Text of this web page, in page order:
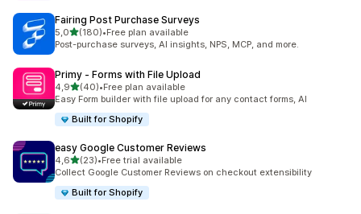
Fairing Post Purchase Surveys
5,0/ 5 tähteä
(180)
180 arvostelua yhteensä
•Free plan available
Post-purchase surveys, AI insights, NPS, MCP, and more.
Primy ‑ Forms with File Upload
4,9/ 5 tähteä
(40)
40 arvostelua yhteensä
•Free plan available
Easy Form builder with file upload for any contact forms, AI
Built for Shopify
easy Google Customer Reviews
4,6/ 5 tähteä
(23)
23 arvostelua yhteensä
•Free trial available
Collect Google Customer Reviews on checkout extensibility
Built for Shopify